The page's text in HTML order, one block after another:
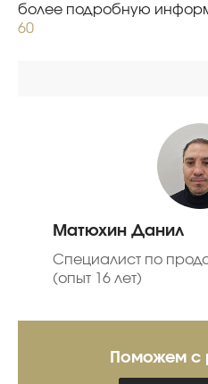
более подробную
60
Матюхин Данил
Специалист по
(опыт 16 лет)
Поможем с